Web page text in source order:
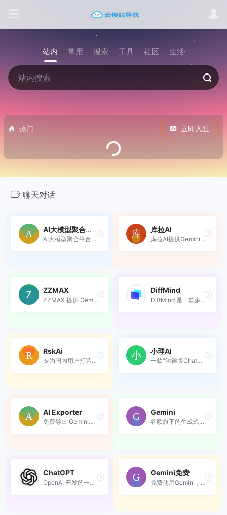
站内 常用 搜索 工具 社区 生活
热门 立即入驻
聊天对话
AI大模型聚合平台
AI大模型聚合平台，一站式接入主流AI模型，智能高效，助力办公与创作。
库拉AI
库拉AI提供Gemini与GPT中文镜像服务，快速访问智能对话体验。
ZZMAX
ZZMAX 提供 Gemini 中文镜像服务，便捷访问与智能交互。
DiffMind
DiffMind 是一款多模型 AI 对...
RskAi
专为国内用户打造的AI模型聚...
小理AI
一款“法律版ChatGPT”，专注于...
AI Exporter
免费导出 Gemini， ChatGPT，...
Gemini
谷歌旗下的生成式AI平台，全...
ChatGPT‍
OpenAI 开发的一款先进的人工...
Gemini免费
免费使用Gemini，gpt，Claude